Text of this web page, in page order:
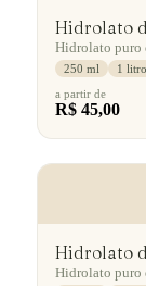
Hidrolato
Hidrolato puro
250 ml
1 litro
a partir de
R$ 45,00
Hidrolato
Hidrolato puro